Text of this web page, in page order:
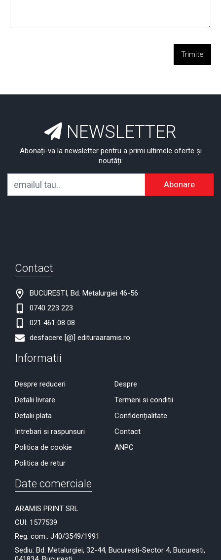
Trimite
NEWSLETTER
Abonați-va la newsletter pentru a primi ultimele oferte și
noutăți:
Abonare
Contact
BUCURESTI, Bd. Metalurgiei 46-56
0740 223 223
021 461 08 08
desfacere [@] edituraaramis.ro
Informatii
Despre reduceri
Detalii livrare
Detalii plata
Intrebari si raspunsuri
Politica de cookie
Politica de retur
Despre
Termeni si conditii
Confidențialitate
Contact
ANPC
Date comerciale
ARAMIS PRINT SRL
CUI: 1577539
Reg. com.: J40/3549/1991
Sediu: Bd. Metalurgiei, 32-44, Bucuresti-Sector 4, Bucuresti,